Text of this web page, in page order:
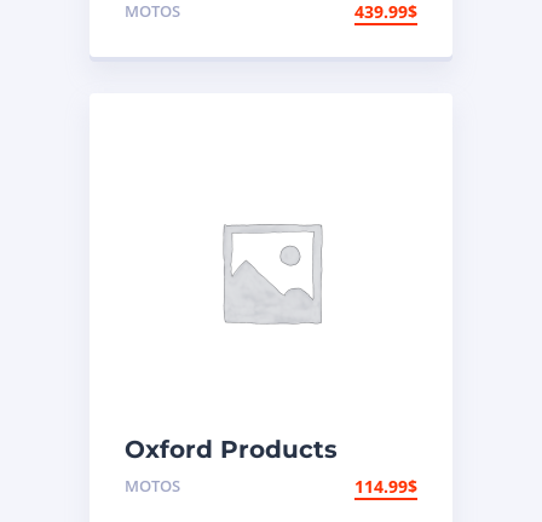
MOTOS 439.99$
Oxford Products
Coffre arrière
MOTOS 114.99$